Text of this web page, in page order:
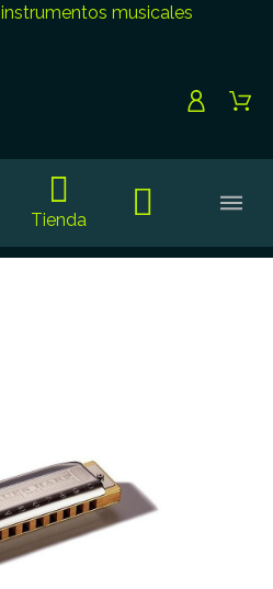
instrumentos musicales
Tienda